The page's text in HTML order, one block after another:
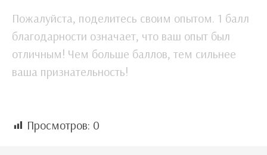
Пожалуйста, поделитесь своим опытом. 1 балл
благодарности означает, что ваш опыт был
отличным! Чем больше баллов, тем сильнее
ваша признательность!
Просмотров: 0